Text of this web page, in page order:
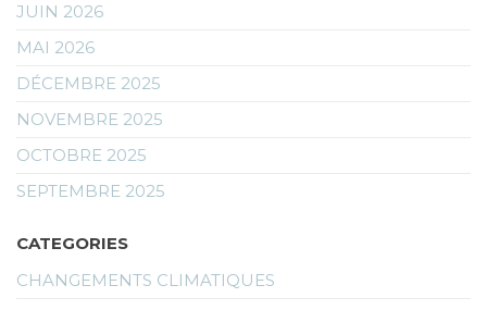
JUIN 2026
MAI 2026
DÉCEMBRE 2025
NOVEMBRE 2025
OCTOBRE 2025
SEPTEMBRE 2025
CATEGORIES
CHANGEMENTS CLIMATIQUES